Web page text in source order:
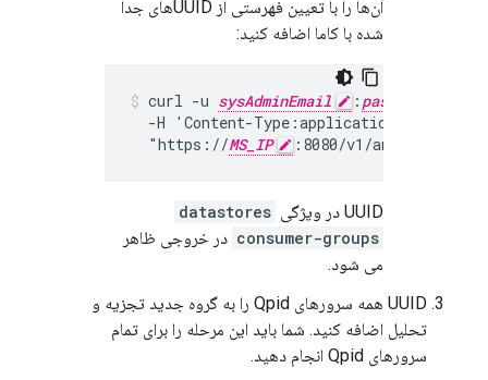
آن‌ها را با تعیین فهرستی از UUID‌های جدا
شده با کاما اضافه کنید:
curl -u sysAdminEmail : passWord
  -H 'Content-Type:application/json'
  "https://
MS_IP :8080/v1/analytics/
UUID در ویژگی
datastores
consumer-groups در خروجی ظاهر
می شود.
UUID همه سرورهای Qpid را به گروه جدید تجزیه و
تحلیل اضافه کنید. شما باید این مرحله را برای تمام
سرورهای Qpid انجام دهید.